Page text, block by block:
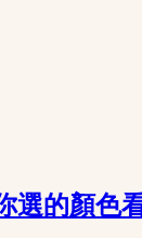
選的顏色